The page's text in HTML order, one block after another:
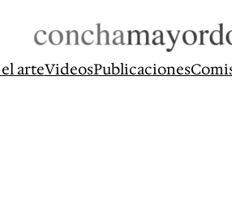
arteVideosPublicaciones